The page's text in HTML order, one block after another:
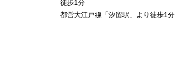
徒歩1分
都営大江戸線「汐留駅」より徒歩1分